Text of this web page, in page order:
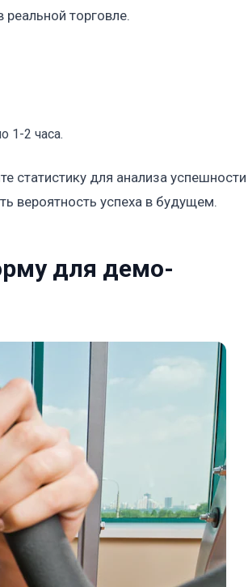
торговле.
1-2 часа.
статистику для анализа успешности
вероятность успеха в будущем.
для демо-